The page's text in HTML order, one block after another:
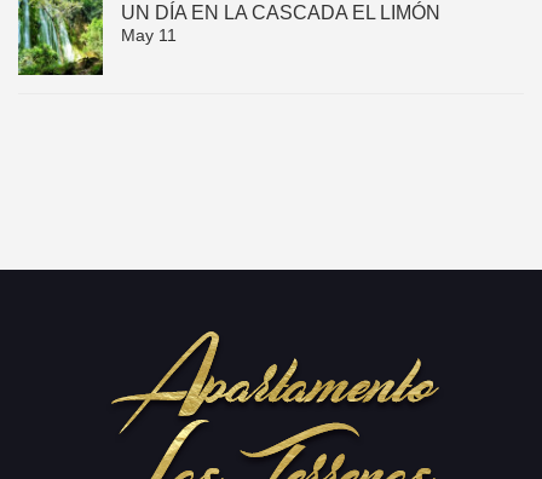
UN DÍA EN LA CASCADA EL LIMÓN
May 11